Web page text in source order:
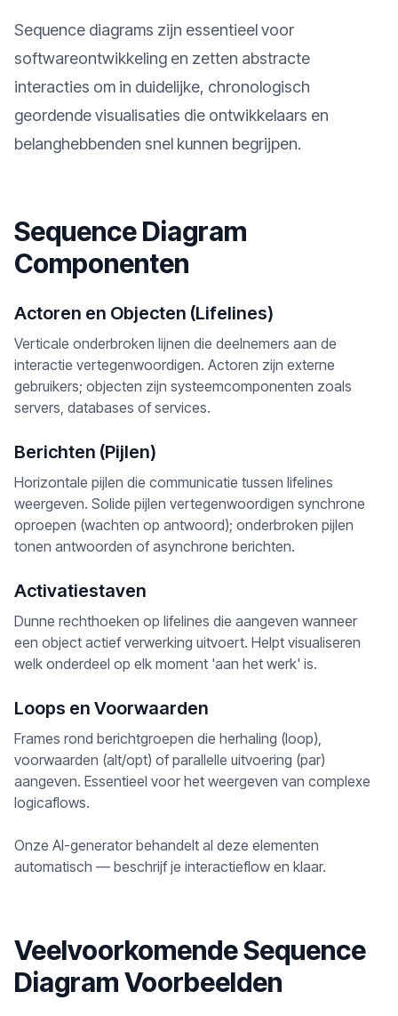
Sequence diagrams zijn essentieel voor
softwareontwikkeling en zetten abstracte
interacties om in duidelijke, chronologisch
geordende visualisaties die ontwikkelaars en
belanghebbenden snel kunnen begrijpen.
Sequence Diagram
Componenten
Actoren en Objecten (Lifelines)
Verticale onderbroken lijnen die deelnemers aan de
interactie vertegenwoordigen. Actoren zijn externe
gebruikers; objecten zijn systeemcomponenten zoals
servers, databases of services.
Berichten (Pijlen)
Horizontale pijlen die communicatie tussen lifelines
weergeven. Solide pijlen vertegenwoordigen synchrone
oproepen (wachten op antwoord); onderbroken pijlen
tonen antwoorden of asynchrone berichten.
Activatiestaven
Dunne rechthoeken op lifelines die aangeven wanneer
een object actief verwerking uitvoert. Helpt visualiseren
welk onderdeel op elk moment 'aan het werk' is.
Loops en Voorwaarden
Frames rond berichtgroepen die herhaling (loop),
voorwaarden (alt/opt) of parallelle uitvoering (par)
aangeven. Essentieel voor het weergeven van complexe
logicaflows.
Onze AI-generator behandelt al deze elementen
automatisch — beschrijf je interactieflow en klaar.
Veelvoorkomende Sequence
Diagram Voorbeelden